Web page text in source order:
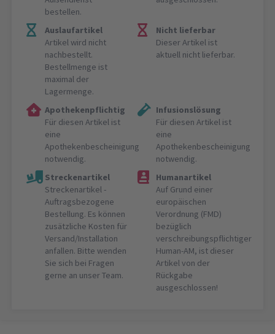
bestellen.
Auslaufartikel
Artikel wird nicht
nachbestellt.
Bestellmenge ist
maximal der
Lagermenge.
Nicht lieferbar
Dieser Artikel ist
aktuell nicht lieferbar.
Apothekenpflichtig
Für diesen Artikel ist
eine
Apothekenbescheinigung
notwendig.
Infusionslösung
Für diesen Artikel ist
eine
Apothekenbescheinigung
notwendig.
Streckenartikel
Streckenartikel -
Auftragsbezogene
Bestellung. Es können
zusätzliche Kosten für
Versand/Installation
anfallen. Bitte wenden
Sie sich bei Fragen
gerne an unser Team.
Humanartikel
Auf Grund einer
europäischen
Verordnung (FMD)
bezüglich
verschreibungspflichtiger
Human-AM, ist dieser
Artikel von der
Rückgabe
ausgeschlossen!